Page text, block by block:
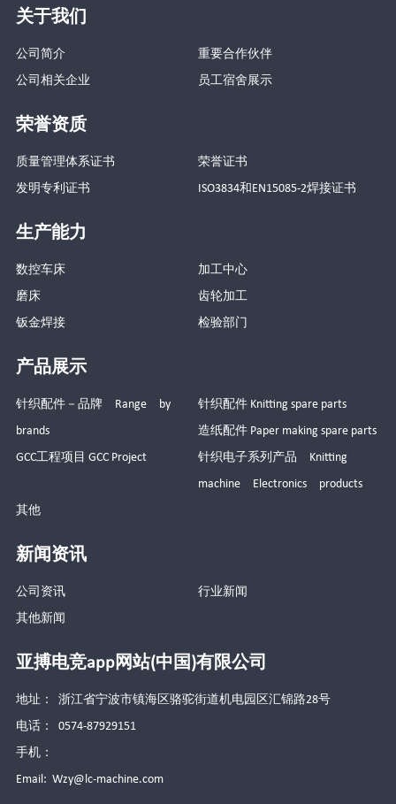
关于我们
公司简介
重要合作伙伴
公司相关企业
员工宿舍展示
荣誉资质
质量管理体系证书
荣誉证书
发明专利证书
ISO3834和EN15085-2焊接证书
生产能力
数控车床
加工中心
磨床
齿轮加工
钣金焊接
检验部门
产品展示
针织配件－品牌 Range by
brands
针织配件 Knitting spare parts
造纸配件 Paper making spare parts
GCC工程项目 GCC Project
针织电子系列产品 Knitting
machine Electronics products
其他
新闻资讯
公司资讯
行业新闻
其他新闻
亚搏电竞app网站(中国)有限公司
地址： 浙江省宁波市镇海区骆驼街道机电园区汇锦路28号
电话： 0574-87929151
手机：
Email: Wzy@lc-machine.com